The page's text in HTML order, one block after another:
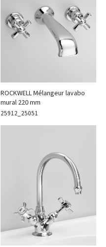
ROCKWELL Mélangeur lavabo
mural 220 mm
25912_25051